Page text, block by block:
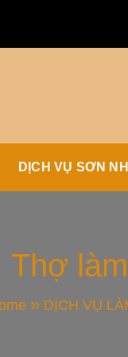
DỊCH VỤ SƠN
Thợ
DỊCH VỤ